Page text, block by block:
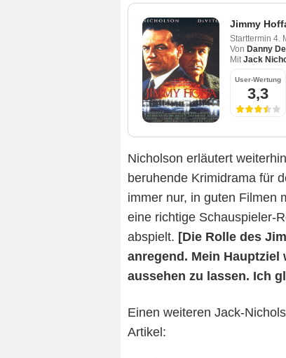
Jimmy
Starttermin 4.
Von Danny
Mit Jack
User-Wertung
3,3
Nicholson erläutert
beruhende Krimidrama für
immer nur, in guten Filmen
eine richtige Schauspieler-
abspielt. [Die Rolle des
anregend. Mein
aussehen zu lassen. Ich
Einen weiteren Jack-
Artikel: